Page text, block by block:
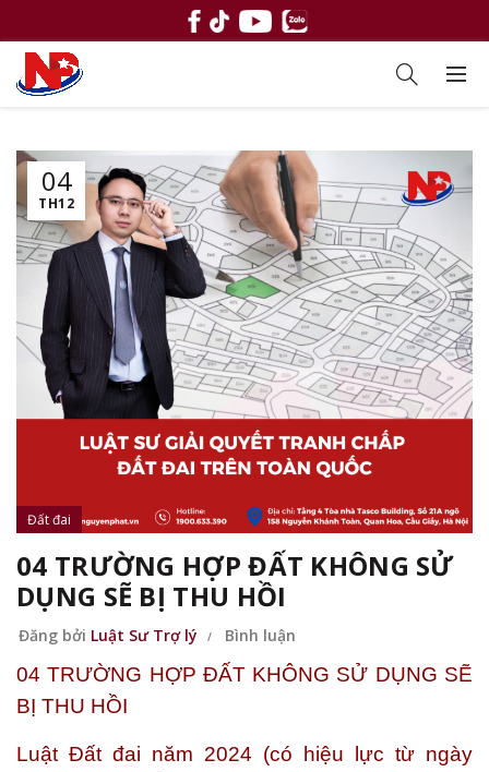
04
TH12
Đất đai
04 TRƯỜNG HỢP ĐẤT KHÔNG SỬ
DỤNG SẼ BỊ THU HỒI
Đăng bởi Luật Sư Trợ lý Bình luận
04 TRƯỜNG HỢP ĐẤT KHÔNG SỬ DỤNG SẼ
BỊ THU HỒI
Luật Đất đai năm 2024 (có hiệu lực từ ngày